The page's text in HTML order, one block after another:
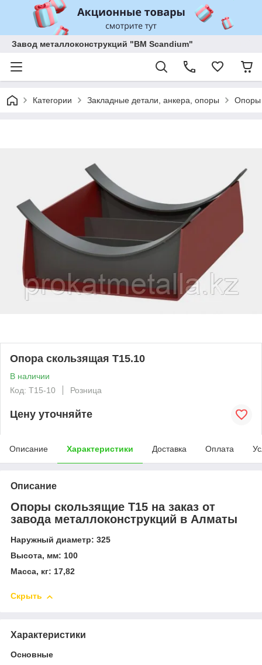
Завод металлоконструкций "BM Scandium"
Категории Закладные детали, анкера, опоры Опоры
Опора скользящая Т15.10
В наличии
Код: T15-10
Розница
Цену уточняйте
Описание Характеристики Доставка Оплата
Описание
Опоры скользящие Т15 на заказ от
завода металлоконструкций в Алматы
Наружный диаметр: 325
Высота, мм: 100
Масса, кг: 17,82
Скрыть
Характеристики
Основные